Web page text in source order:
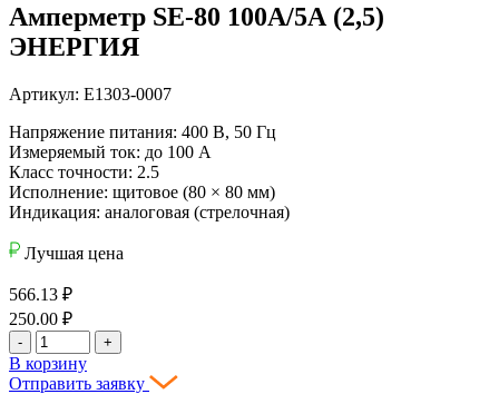
Амперметр SE-80 100А/5А (2,5)
ЭНЕРГИЯ
Артикул: Е1303-0007
Напряжение питания: 400 В, 50 Гц
Измеряемый ток: до 100 А
Класс точности: 2.5
Исполнение: щитовое (80 × 80 мм)
Индикация: аналоговая (стрелочная)
Лучшая цена
566.13 ₽
250.00 ₽
- +
В корзину
Отправить заявку